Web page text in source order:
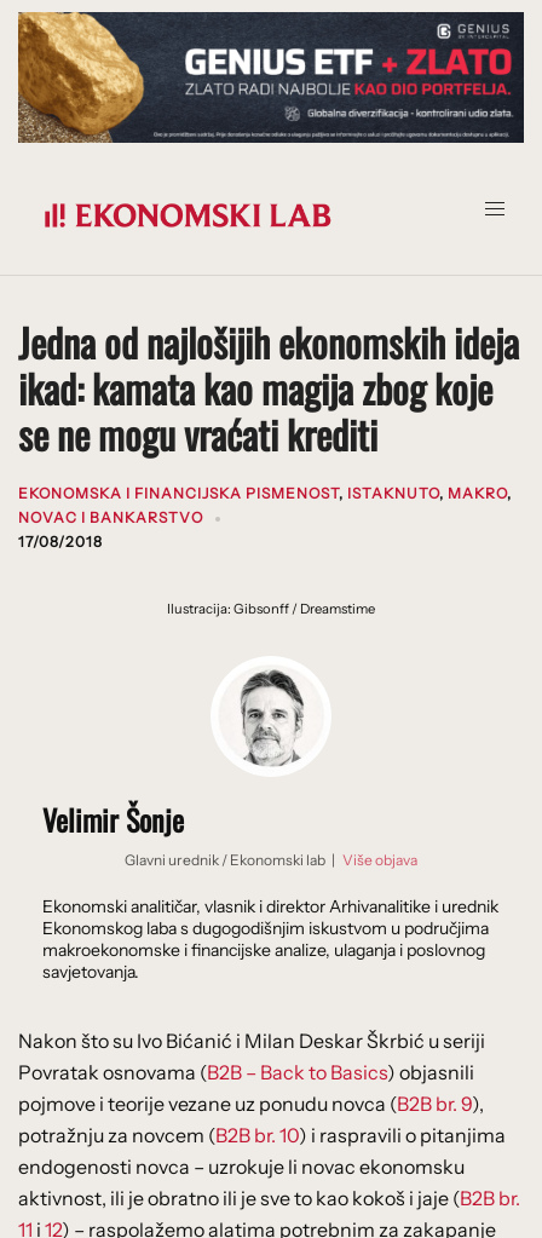
Prijeđi
na
sadržaj
Jedna od najlošijih ekonomskih ideja
ikad: kamata kao magija zbog koje
se ne mogu vraćati krediti
EKONOMSKA I FINANCIJSKA PISMENOST, ISTAKNUTO, MAKRO,
NOVAC I BANKARSTVO
17/08/2018
Ilustracija: Gibsonff / Dreamstime
Velimir Šonje
Glavni urednik / Ekonomski lab | Više objava
Ekonomski analitičar, vlasnik i direktor Arhivanalitike i urednik
Ekonomskog laba s dugogodišnjim iskustvom u područjima
makroekonomske i financijske analize, ulaganja i poslovnog
savjetovanja.
Nakon što su Ivo Bićanić i Milan Deskar Škrbić u seriji
Povratak osnovama (B2B – Back to Basics) objasnili
pojmove i teorije vezane uz ponudu novca (B2B br. 9),
potražnju za novcem (B2B br. 10) i raspravili o pitanjima
endogenosti novca – uzrokuje li novac ekonomsku
aktivnost, ili je obratno ili je sve to kao kokoš i jaje (B2B br.
11 i 12) – raspolažemo alatima potrebnim za zakapanje